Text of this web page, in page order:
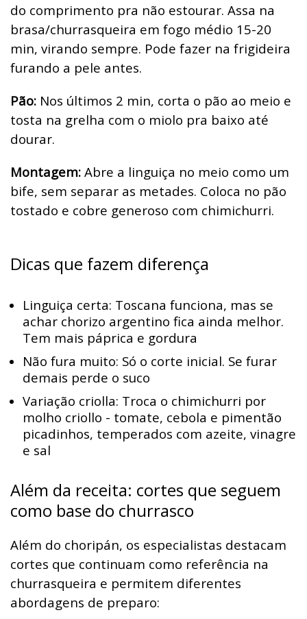
do comprimento pra não estourar. Assa na
brasa/churrasqueira em fogo médio 15-20
min, virando sempre. Pode fazer na frigideira
furando a pele antes.
Pão: Nos últimos 2 min, corta o pão ao meio e
tosta na grelha com o miolo pra baixo até
dourar.
Montagem: Abre a linguiça no meio como um
bife, sem separar as metades. Coloca no pão
tostado e cobre generoso com chimichurri.
Dicas que fazem diferença
Linguiça certa: Toscana funciona, mas se
achar chorizo argentino fica ainda melhor.
Tem mais páprica e gordura
Não fura muito: Só o corte inicial. Se furar
demais perde o suco
Variação criolla: Troca o chimichurri por
molho criollo - tomate, cebola e pimentão
picadinhos, temperados com azeite, vinagre
e sal
Além da receita: cortes que seguem
como base do churrasco
Além do choripán, os especialistas destacam
cortes que continuam como referência na
churrasqueira e permitem diferentes
abordagens de preparo: